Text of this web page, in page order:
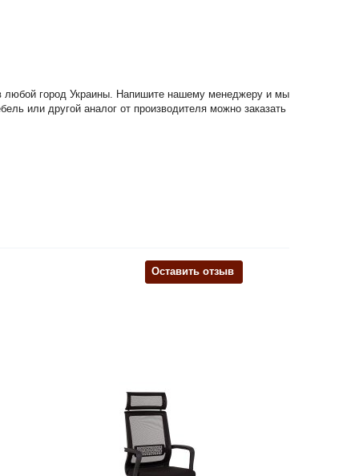
любой город Украины. Напишите нашему менеджеру и мы
или другой аналог от производителя можно заказать
Оставить отзыв